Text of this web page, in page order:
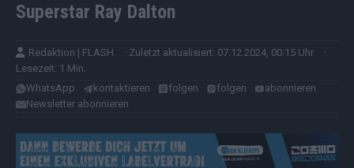
Superstar Ray Dalton
Redaktion | FLASH · Zuletzt aktualisiert: 07.12.2024, 00:15 Uhr
·
Lesezeit: 1 Min.
WhatsApp
kontaktieren folgen folgen
abonnieren
Newsletter abonnieren